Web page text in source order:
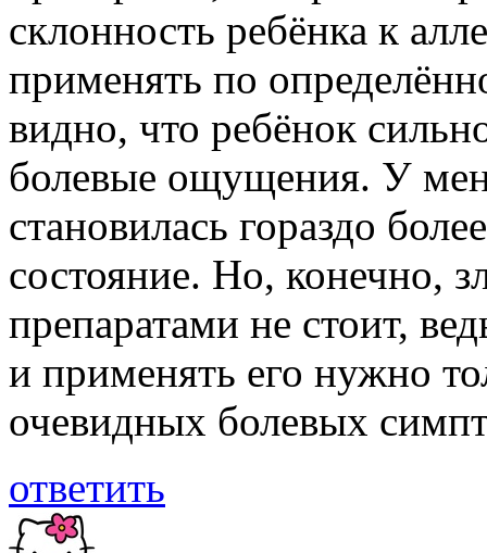
склонность ребёнка к
применять по
видно, что ребёнок
болевые ощущения. У
становилась гораздо
состояние. Но, конечно,
препаратами не стоит,
и применять его нужно
очевидных болевых
ответить